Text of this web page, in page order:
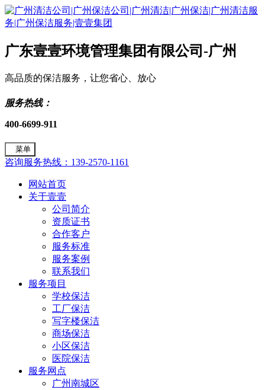
广东壹壹环境管理集团有限公司-广州
高品质的保洁服务，让您省心、放心
服务热线：
400-6699-911
菜单
咨询服务热线：139-2570-1161
网站首页
关于壹壹
公司简介
资质证书
合作客户
服务标准
服务案例
联系我们
服务项目
学校保洁
工厂保洁
写字楼保洁
商场保洁
小区保洁
医院保洁
服务网点
广州南城区